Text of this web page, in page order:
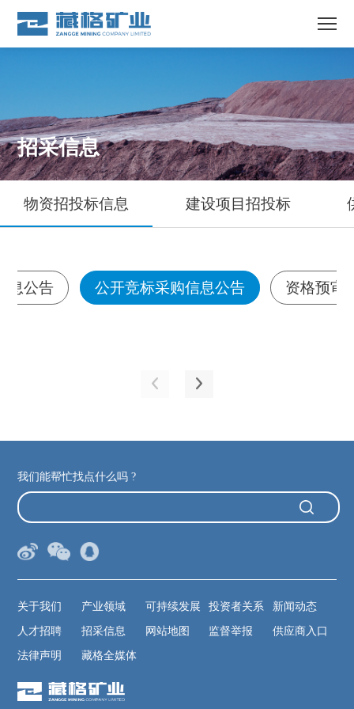
招采信息
物资招投标信息 建设项目招投标
息公告 公开竞标采购信息公告 资格预审
我们能帮忙找点什么吗 ?
关于我们 产业领域 可持续发展 投资者关系
新闻动态
人才招聘
招采信息 网站地图 监督举报
供应商入口
法律声明
藏格全媒体